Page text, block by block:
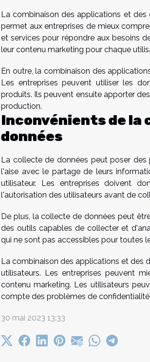
La combinaison des applications et
permet aux entreprises de mieux
et services pour répondre aux besoins
leur contenu marketing pour chaque
En outre, la combinaison des
Les entreprises peuvent utiliser les
produits. Ils peuvent ensuite apporter
production.
Inconvénients de la
données
La collecte de données peut poser
l'aise avec le partage de leurs
utilisateur. Les entreprises doivent
l'autorisation des utilisateurs avant de
De plus, la collecte de données peut
des outils capables de collecter et
qui ne sont pas accessibles pour toutes
La combinaison des applications et des
utilisateurs. Les entreprises peuvent
contenu marketing. Les utilisateurs
compte des problèmes de
30 mai 2023 13:33